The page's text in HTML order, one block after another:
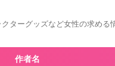
ターグッズなど女性の求める
作者名